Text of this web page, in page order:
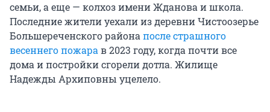
семьи, а еще — колхоз имени Жданова и школа.
Последние жители уехали из деревни Чистоозерье
Большереченского районапосле страшного
весеннего пожарав 2023 году, когда почти все
дома и постройки сгорели дотла. Жилище
Надежды Архиповны уцелело.